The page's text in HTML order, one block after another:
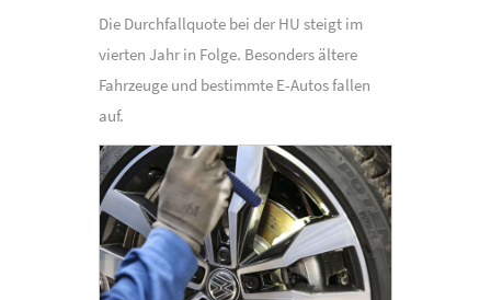
Die Durchfallquote bei der HU steigt im
vierten Jahr in Folge. Besonders ältere
Fahrzeuge und bestimmte E-Autos fallen
auf.